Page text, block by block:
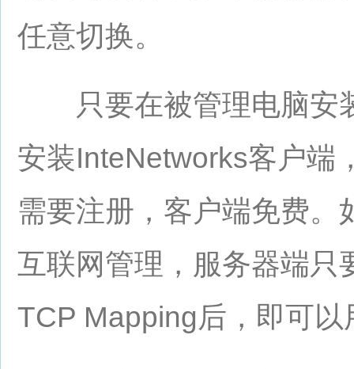
任意切换。
只要在被管理电脑安
安装InteNetworks客户端
需要注册，客户端免费。
互联网管理，服务器端只
TCP Mapping后，即可